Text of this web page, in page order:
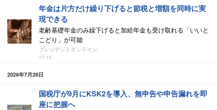
年金は片方だけ繰り下げると節税と増額を同時に実
現できる
老齢基礎年金のみ繰下げると加給年金も受け取れる「いいと
こどり」が可能
プレジデントオンライン
17:15
2026年7月28日
国税庁が9月にKSK2を導入、無申告や申告漏れを即
座に把握へ